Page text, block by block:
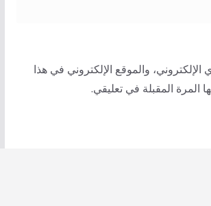
والموقع الإلكتروني في هذا
المرة المقبلة في تعليقي.